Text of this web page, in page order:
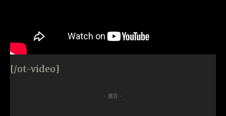
[/ot-video]
- 廣告 -